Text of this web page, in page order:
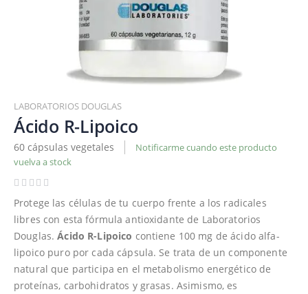
al
comienzo
de
la
galería
de
LABORATORIOS DOUGLAS
Ácido R-Lipoico
60 cápsulas vegetales
Notificarme cuando este producto
vuelva a stock
Protege las células de tu cuerpo frente a los radicales
libres con esta fórmula antioxidante de Laboratorios
Douglas.Ácido R-Lipoico contiene 100 mg de ácido alfa-
lipoico puro por cada cápsula. Se trata de un componente
natural que participa en el metabolismo energético de
proteínas, carbohidratos y grasas. Asimismo, es